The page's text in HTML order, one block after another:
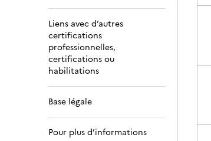
Liens avec d’autres
certifications
professionnelles,
certifications ou
habilitations
Base légale
Pour plus d’informations